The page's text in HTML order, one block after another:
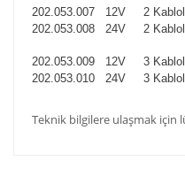
202.053.007 12V 2
202.053.008 24V 2
202.053.009 12V 3
202.053.010 24V 3
Teknik bilgilere ulaşmak için